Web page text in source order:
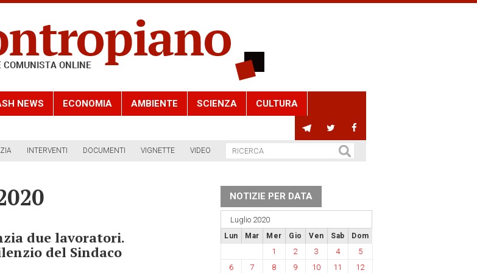
NEWS ECONOMIA AMBIENTE SCIENZA CULTURA
INTERVENTI DOCUMENTI VIGNETTE VIDEO
due lavoratori.
del Sindaco
NOTIZIE PER DATA
Luglio 2020
Lun Mar Mer Gio Ven Sab Dom
1 2 3 4
5
6
7 8 9 10 11
12